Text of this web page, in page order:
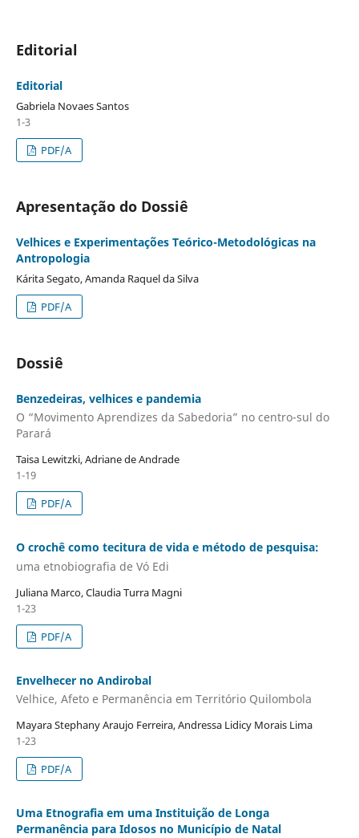
Editorial
Editorial
Gabriela Novaes Santos
1-3
PDF/A
Apresentação do Dossiê
Velhices e Experimentações Teórico-Metodológicas na
Antropologia
Kárita Segato, Amanda Raquel da Silva
PDF/A
Dossiê
Benzedeiras, velhices e pandemia
O “Movimento Aprendizes da Sabedoria” no centro-sul do
Parará
Taisa Lewitzki, Adriane de Andrade
1-19
PDF/A
O crochê como tecitura de vida e método de pesquisa:
uma etnobiografia de Vó Edi
Juliana Marco, Claudia Turra Magni
1-23
PDF/A
Envelhecer no Andirobal
Velhice, Afeto e Permanência em Território Quilombola
Mayara Stephany Araujo Ferreira, Andressa Lidicy Morais Lima
1-23
PDF/A
Uma Etnografia em uma Instituição de Longa
Permanência para Idosos no Município de Natal